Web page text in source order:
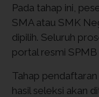
Pada tahap ini,
SMA atau SMK
dipilih. Seluruh
portal resmi SPMB
Tahap
hasil seleksi akan